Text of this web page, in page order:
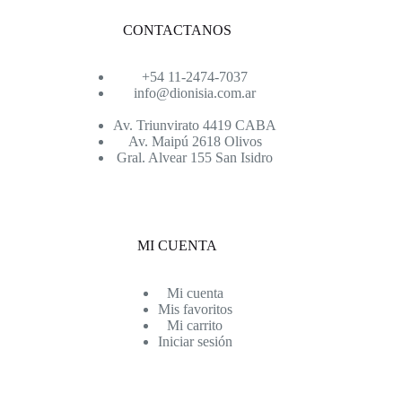
CONTACTANOS
+54 11-2474-7037
info@dionisia.com.ar
Av. Triunvirato 4419 CABA
Av. Maipú 2618 Olivos
Gral. Alvear 155 San Isidro
MI CUENTA
Mi cuenta
Mis favoritos
Mi carrito
Iniciar sesión